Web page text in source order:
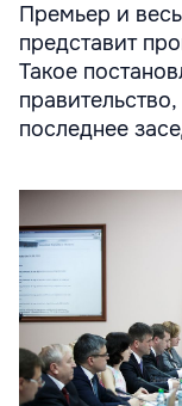
Премьер и
представит
Такое
последнее